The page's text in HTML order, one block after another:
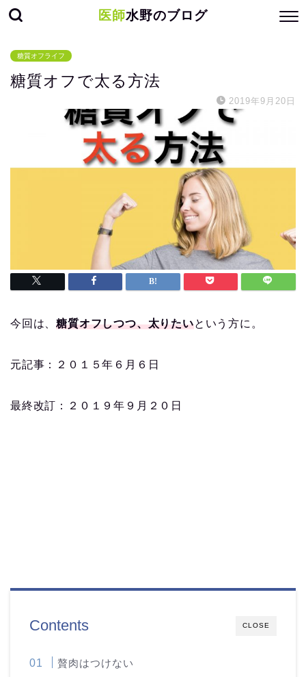
医師水野のブログ
糖質オフライフ
糖質オフで太る方法
2019年9月20日
今回は、糖質オフしつつ、太りたいという方に。
元記事：２０１５年６月６日
最終改訂：２０１９年９月２０日
CLOSE
Contents
贅肉はつけない